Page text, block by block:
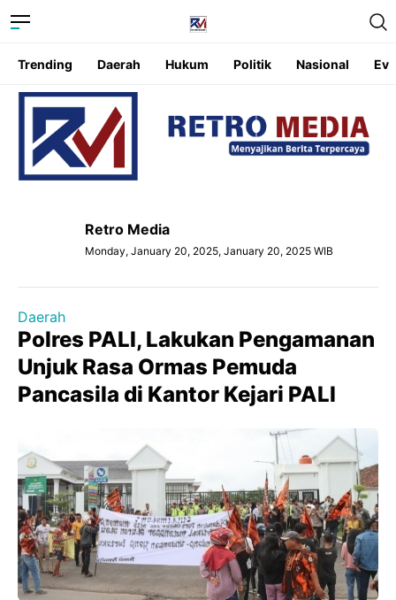
Trending Daerah Hukum Politik Nasional
Retro Media
Monday, January 20, 2025, January 20, 2025 WIB
Daerah
Polres PALI, Lakukan Pengamanan
Unjuk Rasa Ormas Pemuda
Pancasila di Kantor Kejari PALI